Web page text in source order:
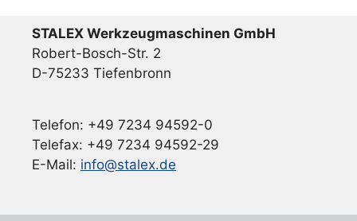
STALEX Werkzeugmaschinen GmbH
Robert-Bosch-Str. 2
D-75233 Tiefenbronn
Telefon: +49 7234 94592-0
Telefax: +49 7234 94592-29
E-Mail: info@stalex.de